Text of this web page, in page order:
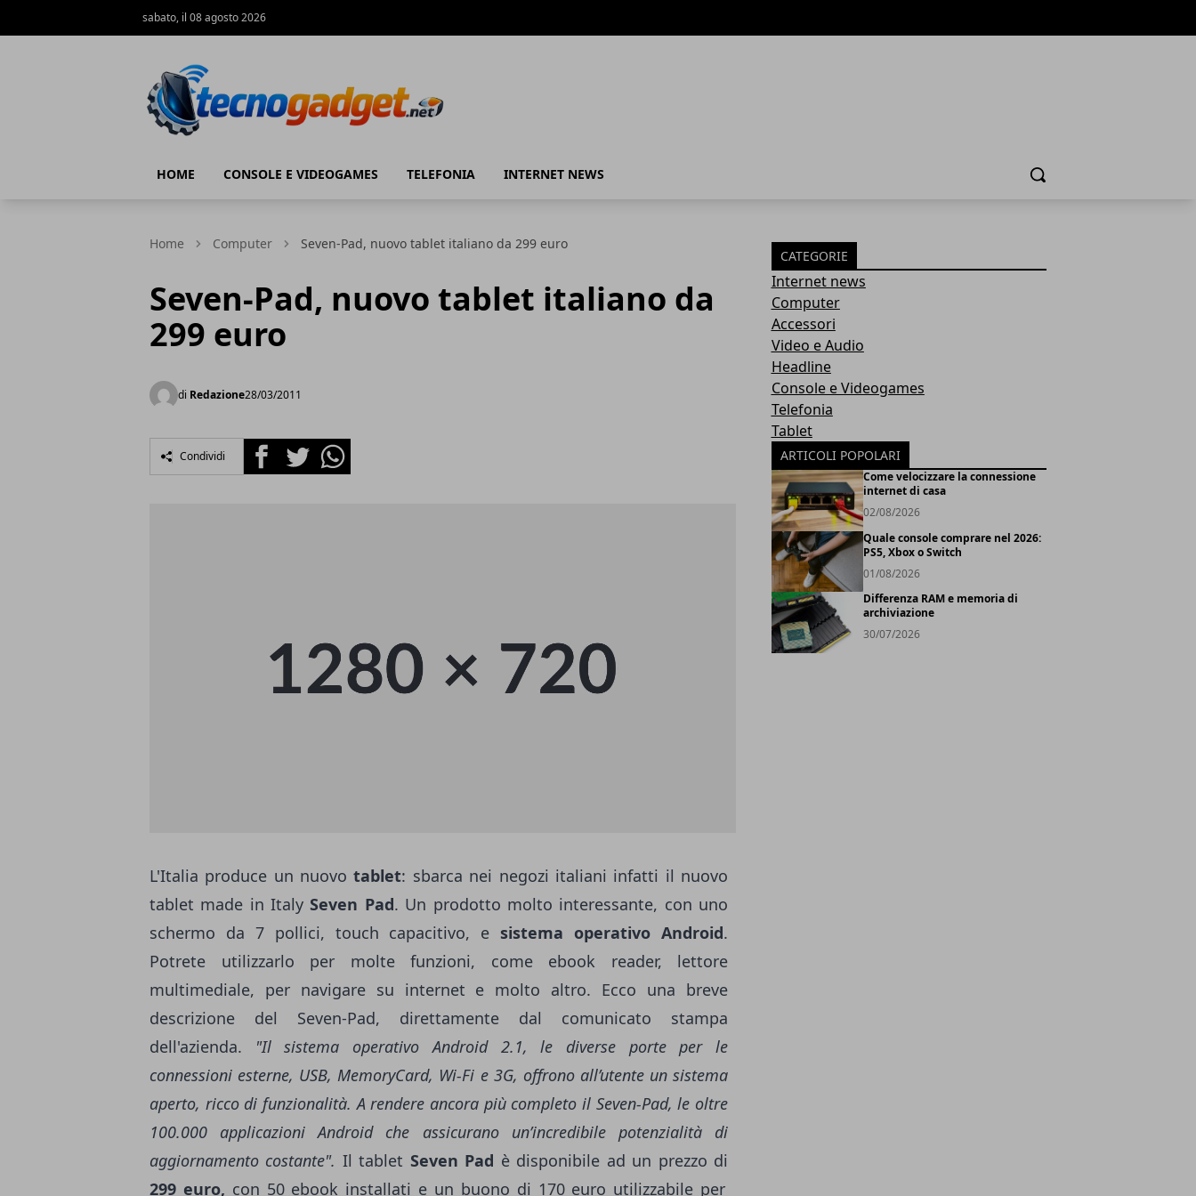
sabato, il 08 agosto 2026
HOME CONSOLE E VIDEOGAMES TELEFONIA INTERNET NEWS Cerca
Home Computer Seven-Pad, nuovo tablet italiano da 299 euro
Seven-Pad, nuovo tablet italiano da
299 euro
di Redazione28/03/2011
Condividi FacebookTwitterWhatsapp
L'Italia produce un nuovotablet: sbarca nei negozi italiani infatti il nuovo
tablet made in ItalySeven Pad. Un prodotto molto interessante, con uno
schermo da 7 pollici, touch capacitivo, esistema operativo Android.
Potrete utilizzarlo per molte funzioni, come ebook reader, lettore
multimediale, per navigare su internet e molto altro. Ecco una breve
descrizione del Seven-Pad, direttamente dal comunicato stampa
dell'azienda. "Il sistema operativo Android 2.1, le diverse porte per le
connessioni esterne, USB, MemoryCard, Wi-Fi e 3G, offrono all’utente un sistema
aperto, ricco di funzionalità. A rendere ancora più completo il Seven-Pad, le oltre
100.000 applicazioni Android che assicurano un’incredibile potenzialità di
aggiornamento costante". Il tablet Seven Pad è disponibile ad un prezzo di
299 euro, con 50 ebook installati e un buono di 170 euro utilizzabile per
CATEGORIE
Internet news
Computer
Accessori
Video e Audio
Headline
Console e Videogames
Telefonia
Tablet
ARTICOLI POPOLARI
Come velocizzare la connessione
internet di casa
02/08/2026
Quale console comprare nel 2026:
PS5, Xbox o Switch
01/08/2026
Differenza RAM e memoria di
archiviazione
30/07/2026